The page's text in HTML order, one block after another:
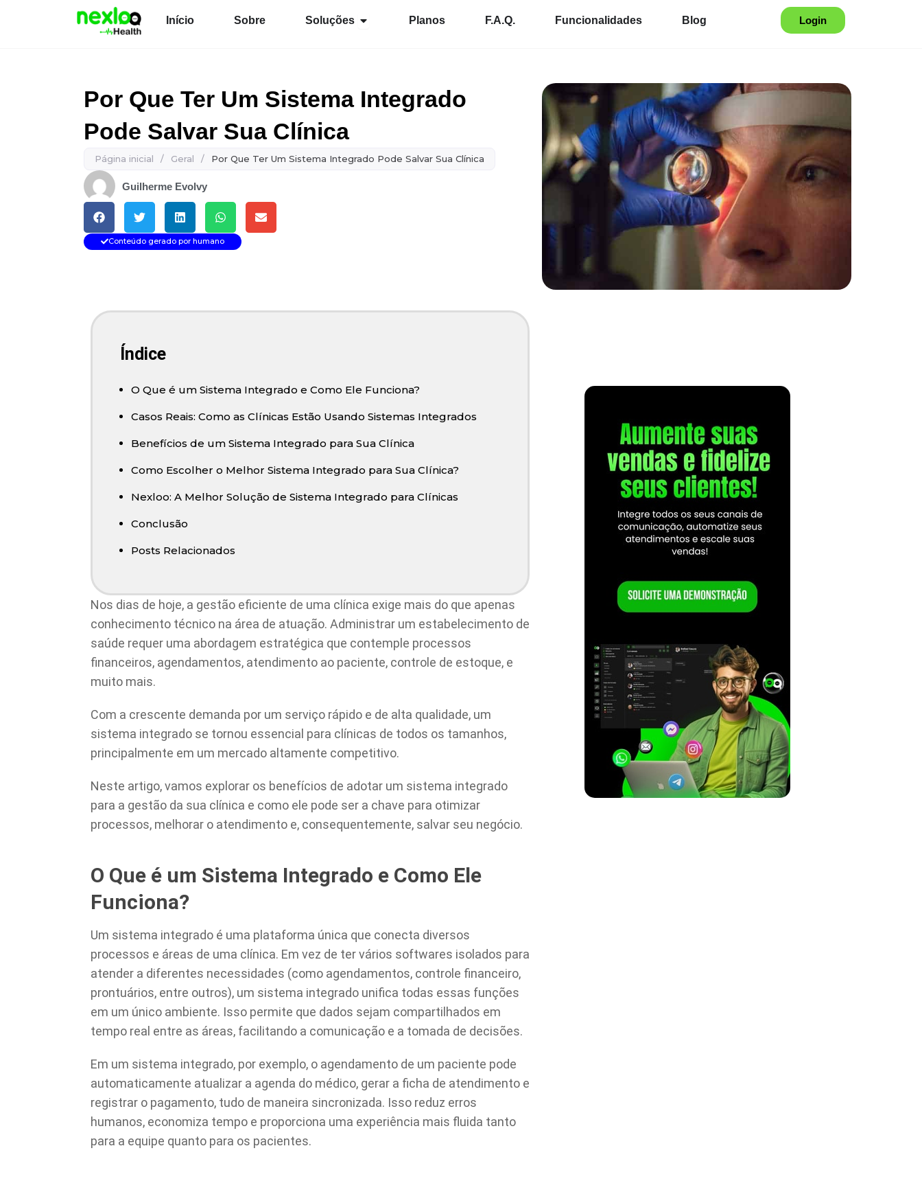
Início Sobre Soluções Abrir Soluções
Planos F.A.Q. Funcionalidades Blog Login
Por Que Ter Um Sistema Integrado
Pode Salvar Sua Clínica
Página inicial / Geral / Por Que Ter Um Sistema Integrado Pode Salvar Sua Clínica
Guilherme Evolvy
Conteúdo gerado por humano
Índice
O Que é um Sistema Integrado e Como Ele Funciona?
Casos Reais: Como as Clínicas Estão Usando Sistemas Integrados
Benefícios de um Sistema Integrado para Sua Clínica
Como Escolher o Melhor Sistema Integrado para Sua Clínica?
Nexloo: A Melhor Solução de Sistema Integrado para Clínicas
Conclusão
Posts Relacionados
Nos dias de hoje, a gestão eficiente de uma clínica exige mais do que apenas
conhecimento técnico na área de atuação. Administrar um estabelecimento de
saúde requer uma abordagem estratégica que contemple processos
financeiros, agendamentos, atendimento ao paciente, controle de estoque, e
muito mais.
Com a crescente demanda por um serviço rápido e de alta qualidade, um
sistema integrado se tornou essencial para clínicas de todos os tamanhos,
principalmente em um mercado altamente competitivo.
Neste artigo, vamos explorar os benefícios de adotar um sistema integrado
para a gestão da sua clínica e como ele pode ser a chave para otimizar
processos, melhorar o atendimento e, consequentemente, salvar seu negócio.
O Que é um Sistema Integrado e Como Ele
Funciona?
Um sistema integrado é uma plataforma única que conecta diversos
processos e áreas de uma clínica. Em vez de ter vários softwares isolados para
atender a diferentes necessidades (como agendamentos, controle financeiro,
prontuários, entre outros), um sistema integrado unifica todas essas funções
em um único ambiente. Isso permite que dados sejam compartilhados em
tempo real entre as áreas, facilitando a comunicação e a tomada de decisões.
Em um sistema integrado, por exemplo, o agendamento de um paciente pode
automaticamente atualizar a agenda do médico, gerar a ficha de atendimento e
registrar o pagamento, tudo de maneira sincronizada. Isso reduz erros
humanos, economiza tempo e proporciona uma experiência mais fluida tanto
para a equipe quanto para os pacientes.